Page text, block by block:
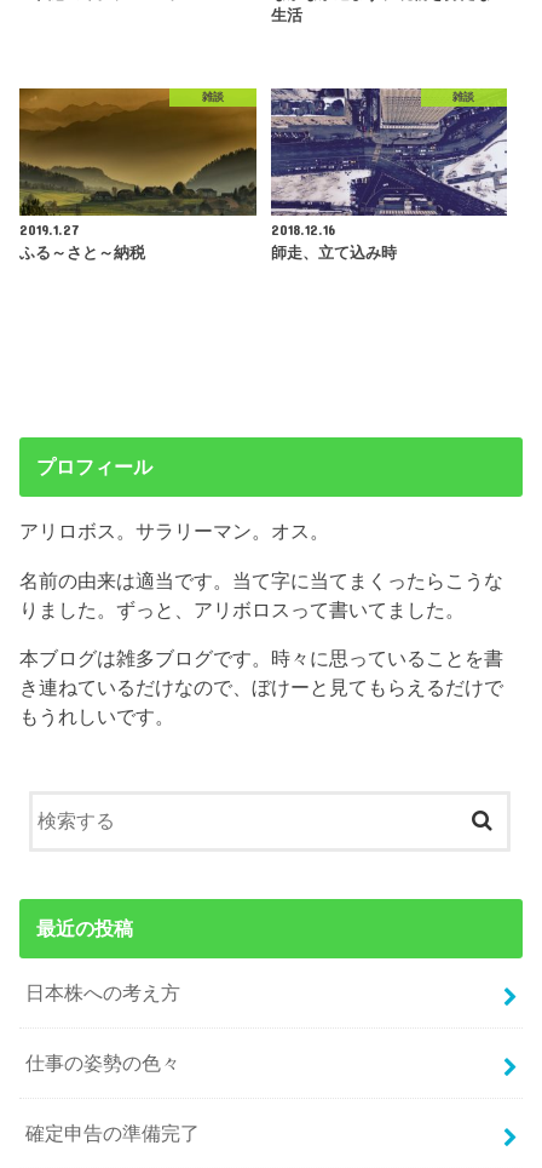
生活
雑談
2019.1.27
ふる～さと～納税
雑談
2018.12.16
師走、立て込み時
プロフィール
アリロボス。サラリーマン。オス。
名前の由来は適当です。当て字に当てまくったらこうな
りました。ずっと、アリボロスって書いてました。
本ブログは雑多ブログです。時々に思っていることを書
き連ねているだけなので、ぼけーと見てもらえるだけで
もうれしいです。
最近の投稿
日本株への考え方
仕事の姿勢の色々
確定申告の準備完了